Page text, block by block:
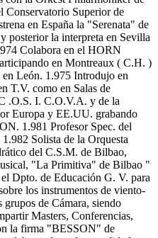
Conservatorio Superior de
en España la "Serenata" de
posterior la interpreta en Sevilla
Colabora en el HORN
en Montreaux ( C.H. )
León. 1.975 Introdujo en
T.V. como en Salas de
.O.S. I. C.O.V.A. y de la
Europa y EE.UU. grabando
1.981 Profesor Spec. del
Solista de la Orquesta
del C.S.M. de Bilbao,
"La Primitiva" de Bilbao "
Dpto. de Educación G. V. para
los instrumentos de viento-
de Cámara, siendo
Masters, Conferencias,
la firma "BESSON" de